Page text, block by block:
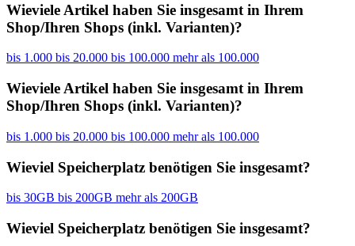
Wieviele Artikel haben Sie insgesamt in Ihrem
Shop/Ihren Shops (inkl. Varianten)?
bis 1.000 bis 20.000 bis 100.000 mehr als 100.000
Wieviele Artikel haben Sie insgesamt in Ihrem
Shop/Ihren Shops (inkl. Varianten)?
bis 1.000 bis 20.000 bis 100.000 mehr als 100.000
Wieviel Speicherplatz benötigen Sie insgesamt?
bis 30GB bis 200GB mehr als 200GB
Wieviel Speicherplatz benötigen Sie insgesamt?